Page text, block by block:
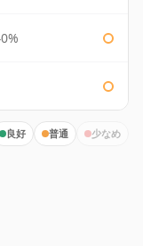
良好 普通 少なめ